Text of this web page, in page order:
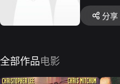
分享
全部作品电影